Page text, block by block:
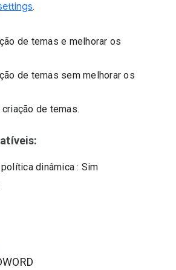
.
de temas e melhorar os
de temas sem melhorar os
de temas.
dinâmica : Sim